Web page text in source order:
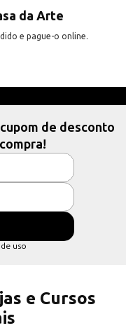
da Arte
e pague-o online.
de desconto
uso
e Cursos